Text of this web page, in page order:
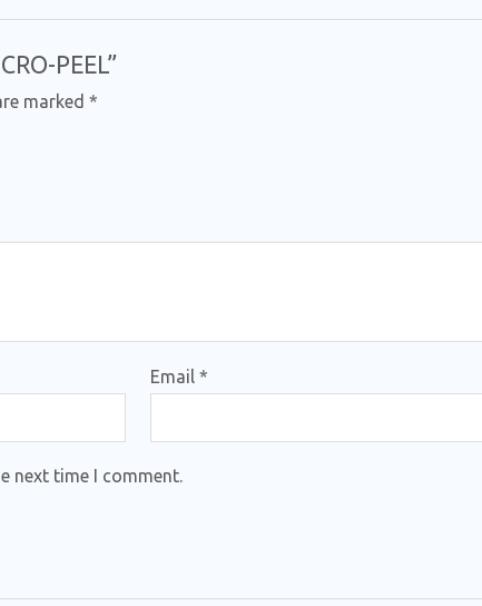
PEEL”
marked *
Email *
next time I comment.